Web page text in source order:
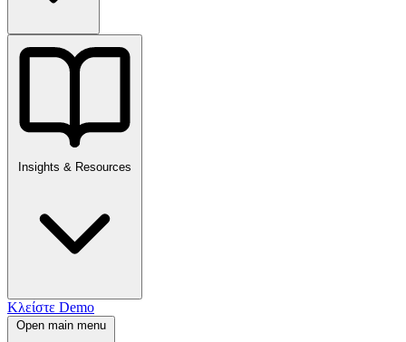
Insights & Resources
Κλείστε Demo
Open main menu